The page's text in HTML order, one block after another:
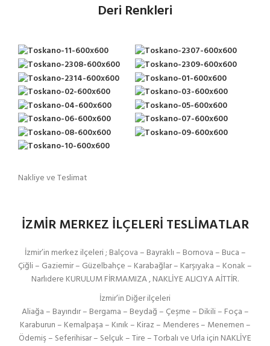
Deri Renkleri
Nakliye ve Teslimat
İZMİR MERKEZ İLÇELERİ TESLİMATLAR
İzmir’in merkez ilçeleri ; Balçova – Bayraklı – Bornova – Buca –
Çiğli – Gaziemir – Güzelbahçe – Karabağlar – Karşıyaka – Konak –
Narlıdere KURULUM FİRMAMIZA , NAKLİYE ALICIYA AİTTİR.
İzmir’in Diğer ilçeleri
Aliağa – Bayındır – Bergama – Beydağ – Çeşme – Dikili – Foça –
Karaburun – Kemalpaşa – Kınık – Kiraz – Menderes – Menemen –
Ödemiş – Seferihisar – Selçuk – Tire – Torbalı ve Urla için NAKLİYE